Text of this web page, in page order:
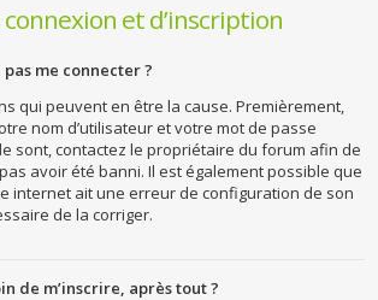
et d’inscription
me connecter ?
qui peuvent en être la cause. Premièrement,
nom d’utilisateur et votre mot de passe
le sont, contactez le propriétaire du forum afin de
avoir été banni. Il est également possible que
internet ait une erreur de configuration de son
de la corriger.
de m’inscrire, après tout ?